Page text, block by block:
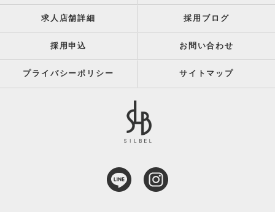
求人店舗詳細 採用ブログ
採用申込 お問い合わせ
プライバシーポリシー サイトマップ